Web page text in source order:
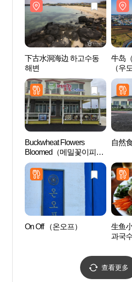
下古水洞海边 하고수동
해변
牛岛
（우
Buckwheat Flowers
Bloomed（메밀꽃이피었
습니다）
自然
On Off （온오프）
生鱼
과국
查看更多